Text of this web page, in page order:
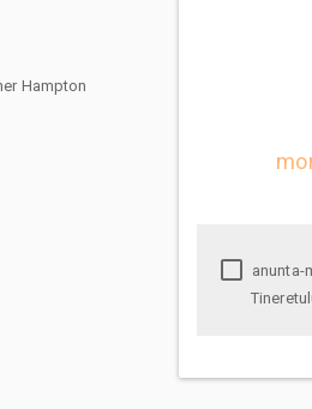
Hampton